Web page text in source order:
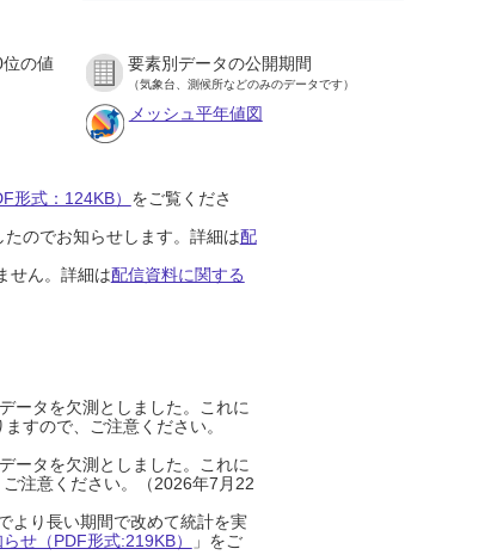
の値 要素別データの公開期間
（気象台、測候所などのみのデータです）
メッシュ平年値図
形式：124KB） をご覧くださ
のでお知らせします。詳細は配
せん。詳細は配信資料に関する
ータを欠測としました。これに
すので、ご注意ください。
ータを欠測としました。これに
注意ください。（2026年7月22
より長い期間で改めて統計を実
せ（PDF形式:219KB）
」をご